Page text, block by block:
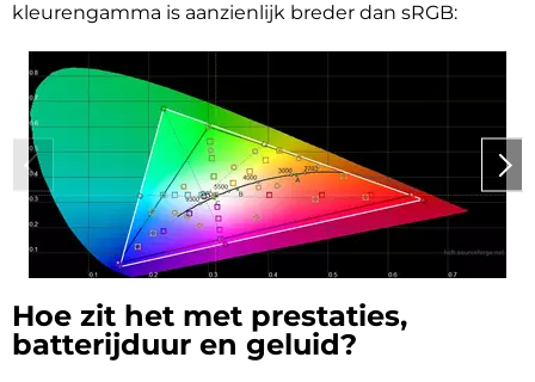
kleurengamma is aanzienlijk breder dan sRGB:
Hoe zit het met prestaties,
batterijduur en geluid?